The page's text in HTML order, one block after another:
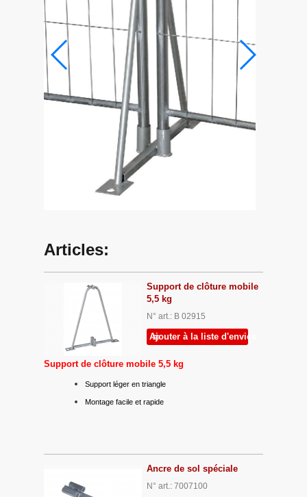
Articles:
Support de clôture mobile
5,5 kg
N° art.: B 02915
Ajouter à la liste d'envies
Support de clôture mobile 5,5 kg
Support léger en triangle
Montage facile et rapide
Ancre de sol spéciale
N° art.: 7007100